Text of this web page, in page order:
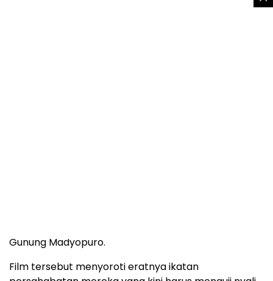
Gunung Madyopuro.
Film tersebut menyoroti eratnya ikatan